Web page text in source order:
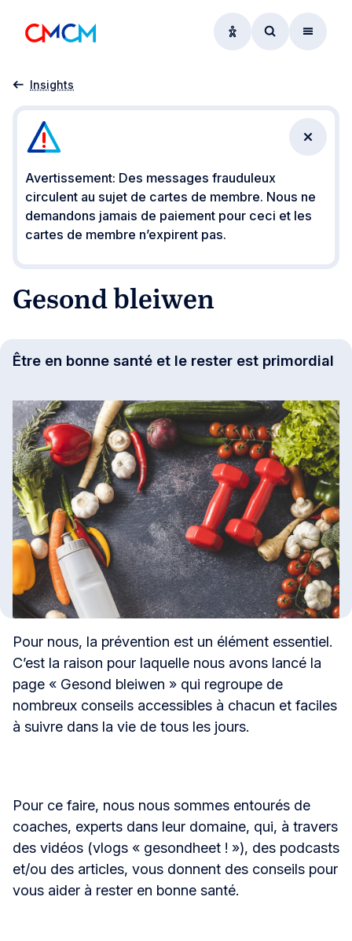
OptionsAccéder au
Menu
Accueil
Insights
Gesond bleiwen
Avertissement: Des messages frauduleux
circulent au sujet de cartes de membre. Nous ne
demandons jamais de paiement pour ceci et les
cartes de membre n’expirent pas.
Gesond bleiwen
Être en bonne santé et le rester est primordial
Pour nous, la prévention est un élément essentiel.
C’est la raison pour laquelle nous avons lancé la
page « Gesond bleiwen » qui regroupe de
nombreux conseils accessibles à chacun et faciles
à suivre dans la vie de tous les jours.
Pour ce faire, nous nous sommes entourés de
coaches, experts dans leur domaine, qui, à travers
des vidéos (vlogs « gesondheet ! »), des podcasts
et/ou des articles, vous donnent des conseils pour
vous aider à rester en bonne santé.